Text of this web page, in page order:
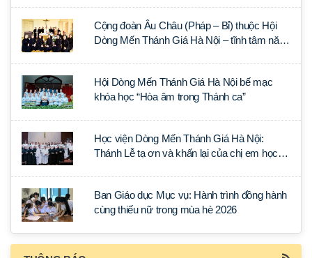
Cộng đoàn Âu Châu (Pháp – Bỉ) thuộc Hội
Dòng Mến Thánh Giá Hà Nội – tĩnh tâm năm
Hội Dòng Mến Thánh Giá Hà Nội bế mạc
khóa học “Hòa âm trong Thánh ca”
Học viện Dòng Mến Thánh Giá Hà Nội:
Thánh Lễ tạ ơn và khấn lại của chị em học
Ban Giáo dục Mục vụ: Hành trình đồng hành
cùng thiếu nữ trong mùa hè 2026